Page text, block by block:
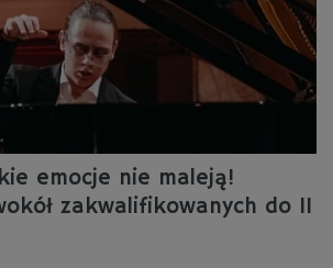
emocje nie maleją!
zakwalifikowanych do II